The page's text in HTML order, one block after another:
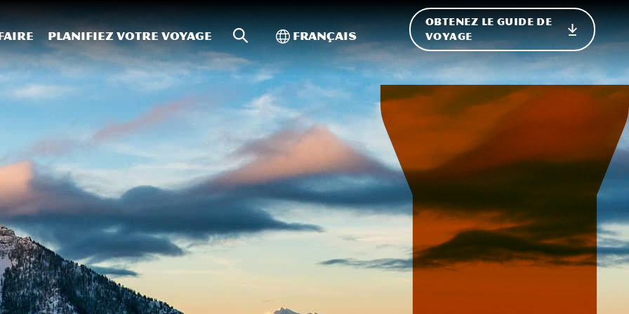
Planifiez votre voyage Recherche sur le site
Basculer vers l'international
Français
OBTENEZ LE GUIDE DE
VOYAGE